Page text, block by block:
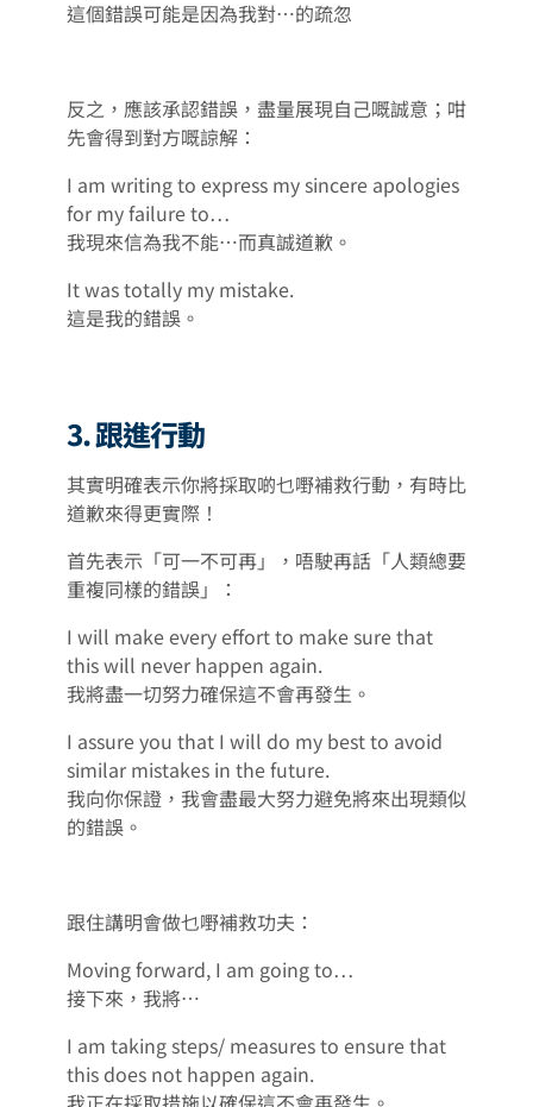
這個錯誤可能是因為我對⋯的疏忽
反之，應該承認錯誤，盡量展現自己嘅誠意；咁
先會得到對方嘅諒解：
I am writing to express my sincere apologies
for my failure to…
我現來信為我不能⋯而真誠道歉。
It was totally my mistake.
這是我的錯誤。
3. 跟進行動
其實明確表示你將採取啲乜嘢補救行動，有時比
道歉來得更實際！
首先表示「可一不可再」，唔駛再話「人類總要
重複同樣的錯誤」：
I will make every effort to make sure that
this will never happen again.
我將盡一切努力確保這不會再發生。
I assure you that I will do my best to avoid
similar mistakes in the future.
我向你保證，我會盡最大努力避免將來出現類似
的錯誤。
跟住講明會做乜嘢補救功夫：
Moving forward, I am going to…
接下來，我將⋯
I am taking steps/ measures to ensure that
this does not happen again.